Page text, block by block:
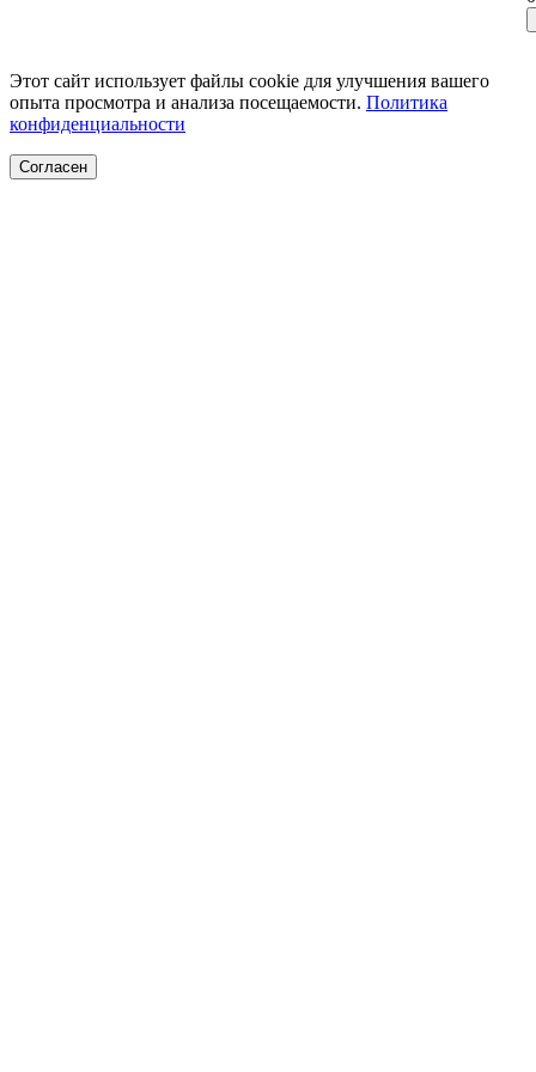
Этот сайт использует файлы cookie для улучшения вашего
опыта просмотра и анализа посещаемости. Политика
конфиденциальности
Согласен